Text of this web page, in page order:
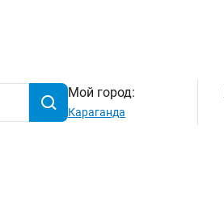
Мой город:
Караганда